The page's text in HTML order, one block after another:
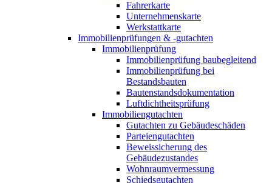
Fahrerkarte
Unternehmenskarte
Werkstattkarte
Immobilienprüfungen & -gutachten
Immobilienprüfung
Immobilienprüfung baubegleitend
Immobilienprüfung bei
Bestandsbauten
Bautenstandsdokumentation
Luftdichtheitsprüfung
Immobiliengutachten
Gutachten zu Gebäudeschäden
Parteiengutachten
Beweissicherung des
Gebäudezustandes
Wohnraumvermessung
Schiedsgutachten